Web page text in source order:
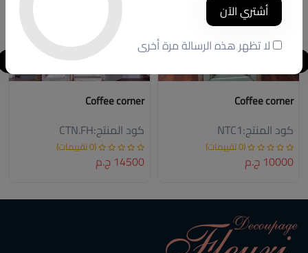
Coffee corner
كود المنتج:NTC1
(0 تقييمات)
10000 ج.م
Coffee corner
كود المنتج:CTN.FH
(0 تقييمات)
14500 ج.م
أشتري الآن
لا تظهر هذه الرسالة مرة أخرى